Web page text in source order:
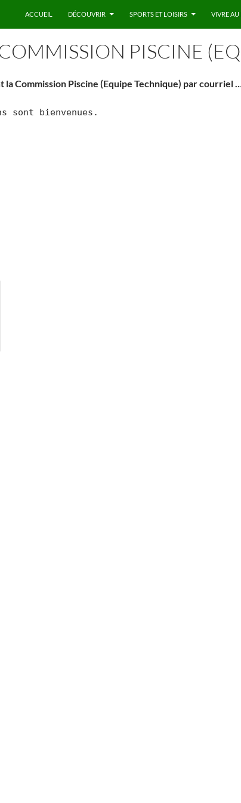
ACCUEIL DÉCOUVRIR SPORTS ET LOISIRS VIVRE AU
PISCINE
Commission Piscine (Equipe Technique) par courriel
sont bienvenues.